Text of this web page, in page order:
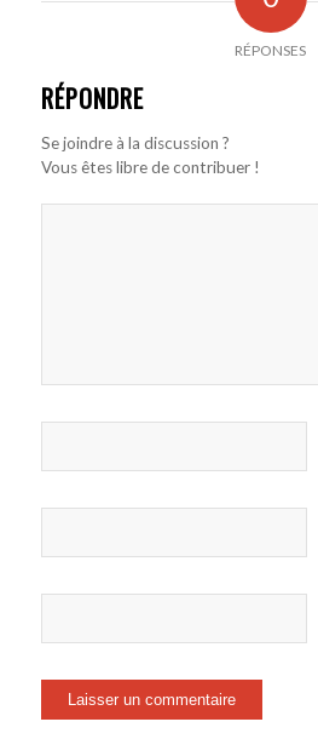
RÉPONSES
RÉPONDRE
Se joindre à la discussion ?
Vous êtes libre de contribuer !